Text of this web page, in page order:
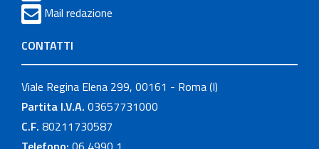
Mail redazione
CONTATTI
Viale Regina Elena 299, 00161 - Roma (I)
Partita I.V.A. 03657731000
C.F. 80211730587